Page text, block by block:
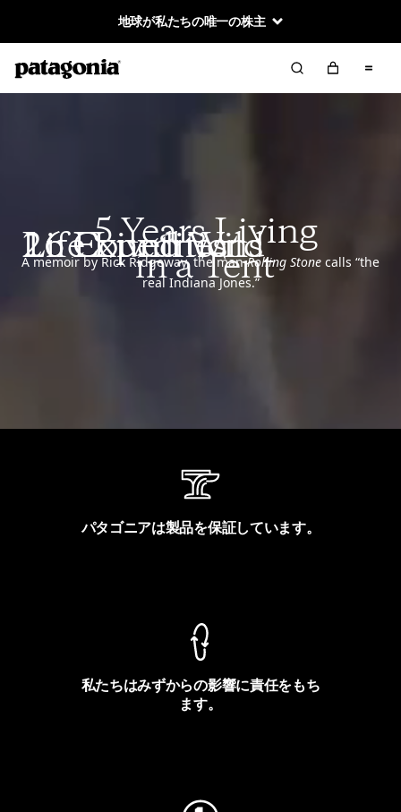
地球が私たちの唯一の株主
26 Expeditions
16 Countries
5 Years Living
in a Tent
Life Lived Wild
A memoir by Rick Ridgeway, the manRolling Stone calls “the
real Indiana Jones.”
パタゴニアは製品を保証しています。
私たちはみずからの影響に責任をもち
ます。